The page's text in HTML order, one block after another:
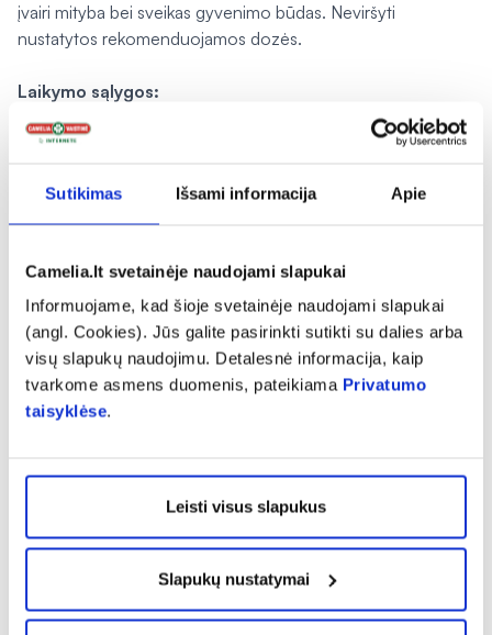
Sutikimas Išsami informacija Apie
Camelia.lt svetainėje naudojami slapukai
Informuojame, kad šioje svetainėje naudojami slapukai
(angl. Cookies). Jūs galite pasirinkti sutikti su dalies arba
visų slapukų naudojimu. Detalesnė informacija, kaip
tvarkome asmens duomenis, pateikiama Privatumo
taisyklėse.
Leisti visus slapukus
Slapukų nustatymai
įvairi mityba bei sveikas gyvenimo būdas. Neviršyti
nustatytos rekomenduojamos dozės.
Laikymo sąlygos:
Laikyti vaikams nepasiekiamoje vietoje. Saugoti nuo
tiesioginių saulės spindulių ir drėgmės. Laikyti vėsioje,
Atidarius laikyti gerai uždarytą ir laikyti ne aukštesnėje kaip
25 °C temperatūroje bei suvartoti per 2 mėnesius.
Gamintojas:
NUTREND D. S., a. s. Chválkovice 604, 779 00
Olomouc, Čekijos Respublika.
Platintojas:
Pranešti apie klaidą prekės aprašyme